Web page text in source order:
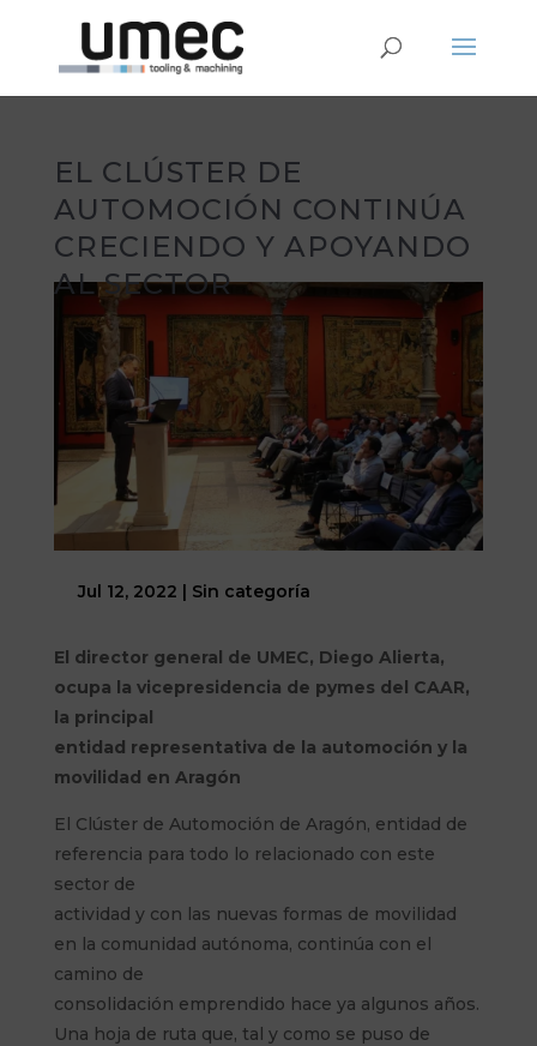
EL CLÚSTER DE
AUTOMOCIÓN CONTINÚA
CRECIENDO Y APOYANDO
AL SECTOR
Jul 12, 2022 | Sin categoría
El director general de UMEC, Diego Alierta,
ocupa la vicepresidencia de pymes del CAAR,
la principal
entidad representativa de la automoción y la
movilidad en Aragón
El Clúster de Automoción de Aragón, entidad de
referencia para todo lo relacionado con este
sector de
actividad y con las nuevas formas de movilidad
en la comunidad autónoma, continúa con el
camino de
consolidación emprendido hace ya algunos años.
Una hoja de ruta que, tal y como se puso de